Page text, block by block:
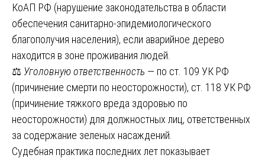
КоАП РФ (нарушение законодательства в области
обеспечения санитарно-эпидемиологического
благополучия населения), если аварийное дерево
находится в зоне проживания людей.
⚖️ Уголовную ответственность — по ст. 109 УК РФ
(причинение смерти по неосторожности), ст. 118 УК РФ
(причинение тяжкого вреда здоровью по
неосторожности) для должностных лиц, ответственных
за содержание зеленых насаждений.
Судебная практика последних лет показывает